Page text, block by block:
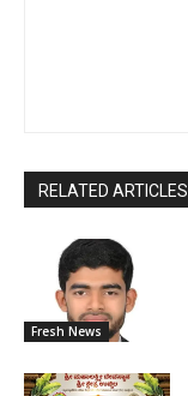
RELATED ARTICLES
Fresh News